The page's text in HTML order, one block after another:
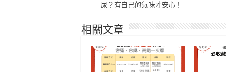
尿？有自己的氣味才安心！
相關文章